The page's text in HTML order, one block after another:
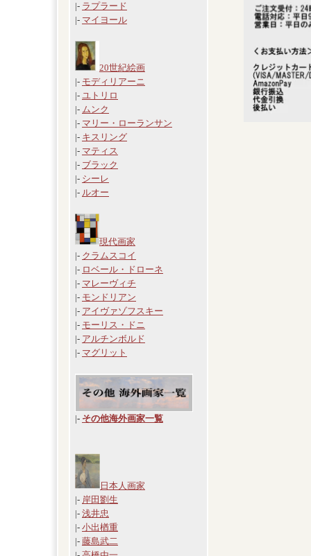
|- ラプラード
|- マイヨール
20世紀絵画
|- モディリアーニ
|- ユトリロ
|- ムンク
|- マリー・ローランサン
|- キスリング
|- マティス
|- ブラック
|- シーレ
|- ルオー
現代画家
|- クラムスコイ
|- ロベール・ドローネ
|- マレーヴィチ
|- モンドリアン
|- アイヴァゾフスキー
|- モーリス・ドニ
|- アルチンボルド
|- マグリット
|- その他海外画家一覧
日本人画家
|- 岸田劉生
|- 浅井忠
|- 小出楢重
|- 藤島武二